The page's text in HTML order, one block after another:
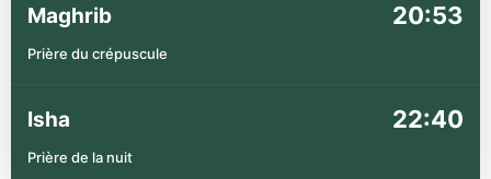
Maghrib 20:53
Prière du crépuscule
Isha 22:40
Prière de la nuit